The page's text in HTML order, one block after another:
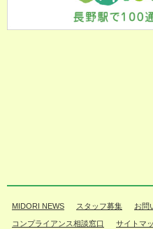
MIDORI NEWS スタッフ募集 お問
コンプライアンス相談窓口 サイトマ